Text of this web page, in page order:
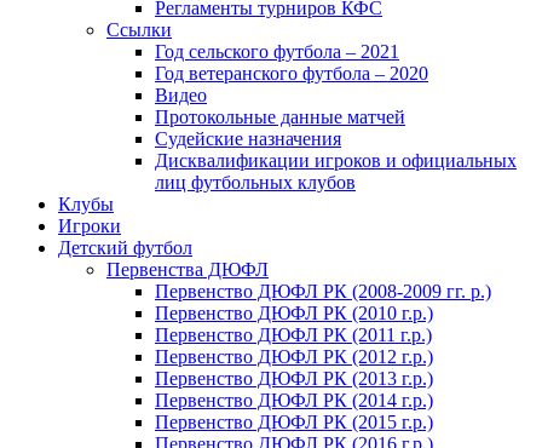
Регламенты турниров КФС
Ссылки
Год сельского футбола – 2021
Год ветеранского футбола – 2020
Видео
Протокольные данные матчей
Судейские назначения
Дисквалификации игроков и официальных
лиц футбольных клубов
Клубы
Игроки
Детский футбол
Первенства ДЮФЛ
Первенство ДЮФЛ РК (2008-2009 гг. р.)
Первенство ДЮФЛ РК (2010 г.р.)
Первенство ДЮФЛ РК (2011 г.р.)
Первенство ДЮФЛ РК (2012 г.р.)
Первенство ДЮФЛ РК (2013 г.р.)
Первенство ДЮФЛ РК (2014 г.р.)
Первенство ДЮФЛ РК (2015 г.р.)
Первенство ДЮФЛ РК (2016 г.р.)